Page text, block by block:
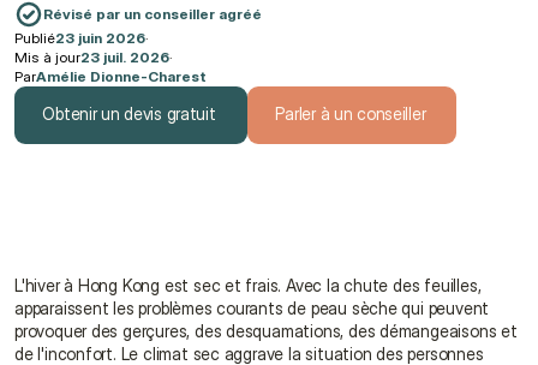
Révisé par un conseiller agréé
Publié23 juin 2026·
Mis à jour23 juil. 2026·
ParAmélie Dionne-Charest
Obtenir un devis gratuit Parler à un conseiller
L'hiver à Hong Kong est sec et frais. Avec la chute des feuilles,
apparaissent les problèmes courants de peau sèche qui peuvent
provoquer des gerçures, des desquamations, des démangeaisons et
de l'inconfort. Le climat sec aggrave la situation des personnes